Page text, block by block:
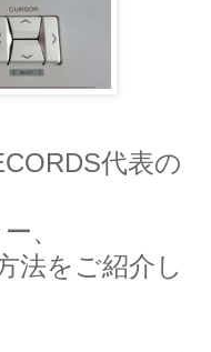
代表の
、
法をご紹介し